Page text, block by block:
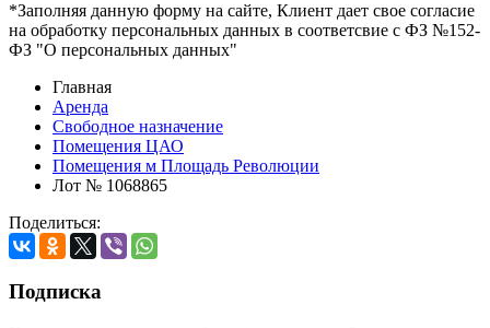
*Заполняя данную форму на сайте, Клиент дает свое согласие
на обработку персональных данных в соответсвие с ФЗ №152-
ФЗ "О персональных данных"
Главная
Аренда
Свободное назначение
Помещения ЦАО
Помещения м Площадь Революции
Лот № 1068865
Поделиться:
Подписка